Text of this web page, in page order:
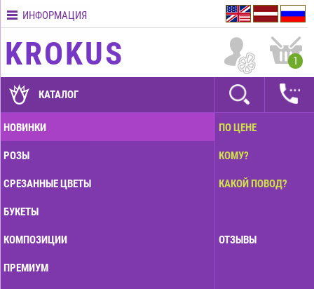
Контакты
Условия
ГАРАНТИИ
Как
оплатить?
Как
заказ?
ИНФОРМАЦИЯ
KROKUS 1
КАТАЛОГ
НОВИНКИ
РОЗЫ
СРЕЗАННЫЕ ЦВЕТЫ
БУКЕТЫ
КОМПОЗИЦИИ
ПРЕМИУМ
ПО ЦЕНЕ
КОМУ?
КАКОЙ ПОВОД?
ОТЗЫВЫ